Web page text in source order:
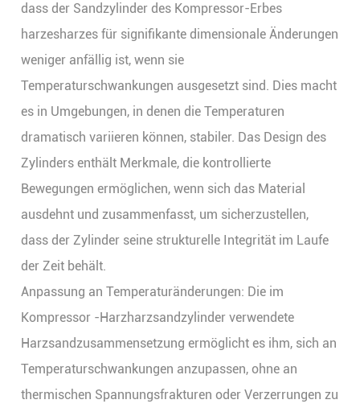
dass der Sandzylinder des Kompressor-Erbes
harzesharzes für signifikante dimensionale Änderungen
weniger anfällig ist, wenn sie
Temperaturschwankungen ausgesetzt sind. Dies macht
es in Umgebungen, in denen die Temperaturen
dramatisch variieren können, stabiler. Das Design des
Zylinders enthält Merkmale, die kontrollierte
Bewegungen ermöglichen, wenn sich das Material
ausdehnt und zusammenfasst, um sicherzustellen,
dass der Zylinder seine strukturelle Integrität im Laufe
der Zeit behält.
Anpassung an Temperaturänderungen: Die im
Kompressor -Harzharzsandzylinder verwendete
Harzsandzusammensetzung ermöglicht es ihm, sich an
Temperaturschwankungen anzupassen, ohne an
thermischen Spannungsfrakturen oder Verzerrungen zu